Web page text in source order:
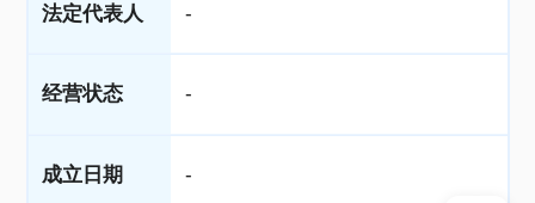
法定代表人 -
经营状态 -
成立日期 -